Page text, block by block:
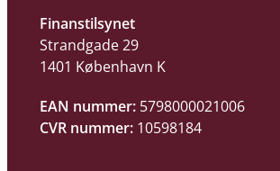
Finanstilsynet
Strandgade 29
1401 København K
EAN nummer: 5798000021006
CVR nummer: 10598184